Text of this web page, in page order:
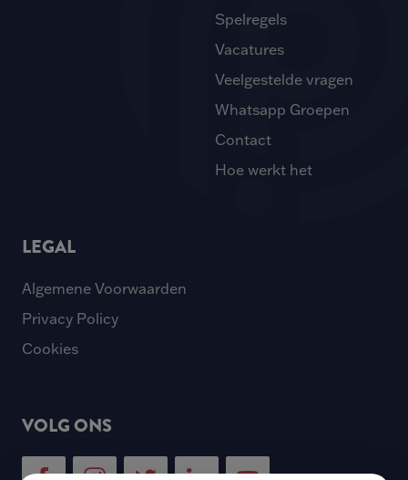
Spelregels
Vacatures
Veelgestelde vragen
Whatsapp Groepen
Contact
Hoe werkt het
LEGAL
Algemene Voorwaarden
Privacy Policy
Cookies
VOLG ONS